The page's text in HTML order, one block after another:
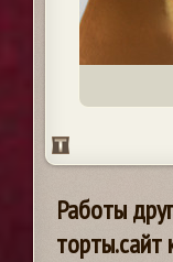
Работы
торты.сайт